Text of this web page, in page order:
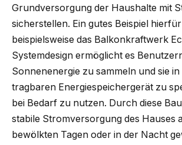
Grundversorgung der Haushalte mit
sicherstellen. Ein gutes Beispiel
beispielsweise das Balkonkraftwerk
Systemdesign ermöglicht es
Sonnenenergie zu sammeln und sie in
tragbaren Energiespeichergerät zu
bei Bedarf zu nutzen. Durch diese
stabile Stromversorgung des Hauses
bewölkten Tagen oder in der Nacht